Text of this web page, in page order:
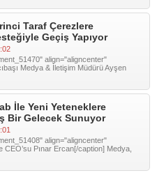
Taraf Çerezlere
Geçiş Yapıyor
align="aligncenter"
Medya & İletişim Müdürü Ayşen
İle Yeni Yeteneklere
Bir Gelecek Sunuyor
align="aligncenter"
CEO’su Pınar Ercan[/caption] Medya,